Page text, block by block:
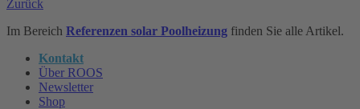
Zurück
Im Bereich Referenzen solar Poolheizung finden Sie alle Artikel.
Kontakt
Über ROOS
Newsletter
Shop